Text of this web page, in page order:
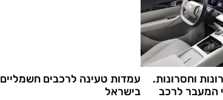
וחסרונות.
המעבר לרכב
עמדות טעינה לרכבים חשמליים
בישראל